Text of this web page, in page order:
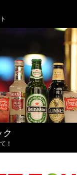
！